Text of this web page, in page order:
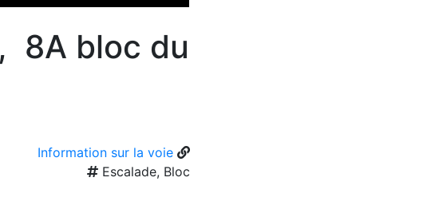
, 8A bloc du
Information sur la voie
Escalade, Bloc